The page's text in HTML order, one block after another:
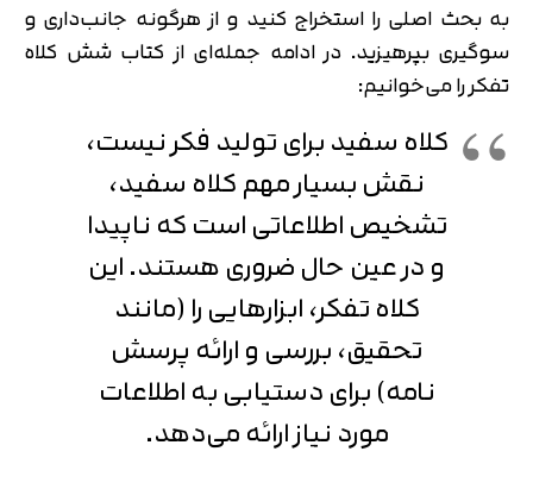
به بحث اصلی را استخراج کنید و از هرگونه جانب‌داری و
سوگیری بپرهیزید. در ادامه جمله‌ای از کتاب شش کلاه
تفکر را می‌خوانیم:
کلاه سفید برای تولید فکر نیست،
نقش بسیار مهم کلاه سفید،
تشخیص اطلاعاتی است که ناپیدا
و در عین حال ضروری هستند. این
کلاه تفکر، ابزارهایی را (مانند
تحقیق، بررسی و ارائه پرسش
نامه) برای دستیابی به اطلاعات
مورد نیاز ارائه می‌دهد.